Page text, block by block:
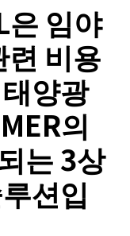
임야
련 비용
양광
의
는 3상
션입